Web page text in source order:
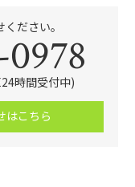
ださい。
時間受付中)
はこちら